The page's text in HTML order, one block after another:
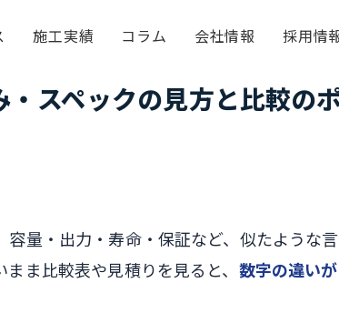
施工実績 コラム 会社情報 採用情
スペックの見方と比較の
量・出力・寿命・保証など、似たような
ま比較表や見積りを見ると、 数字の違い